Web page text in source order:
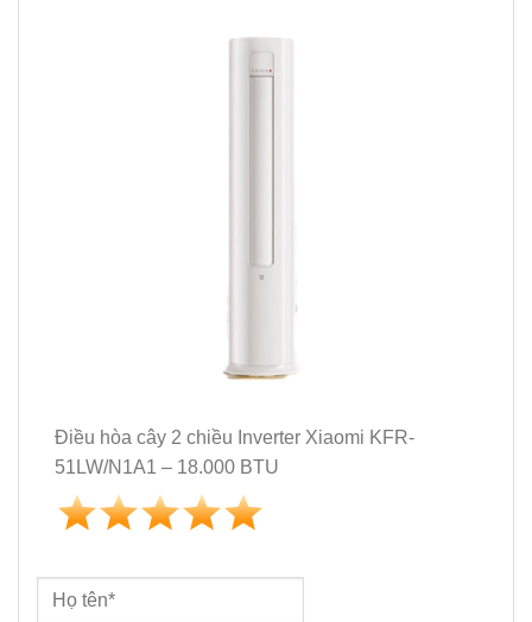
Điều hòa cây 2 chiều Inverter Xiaomi KFR-
51LW/N1A1 – 18.000 BTU